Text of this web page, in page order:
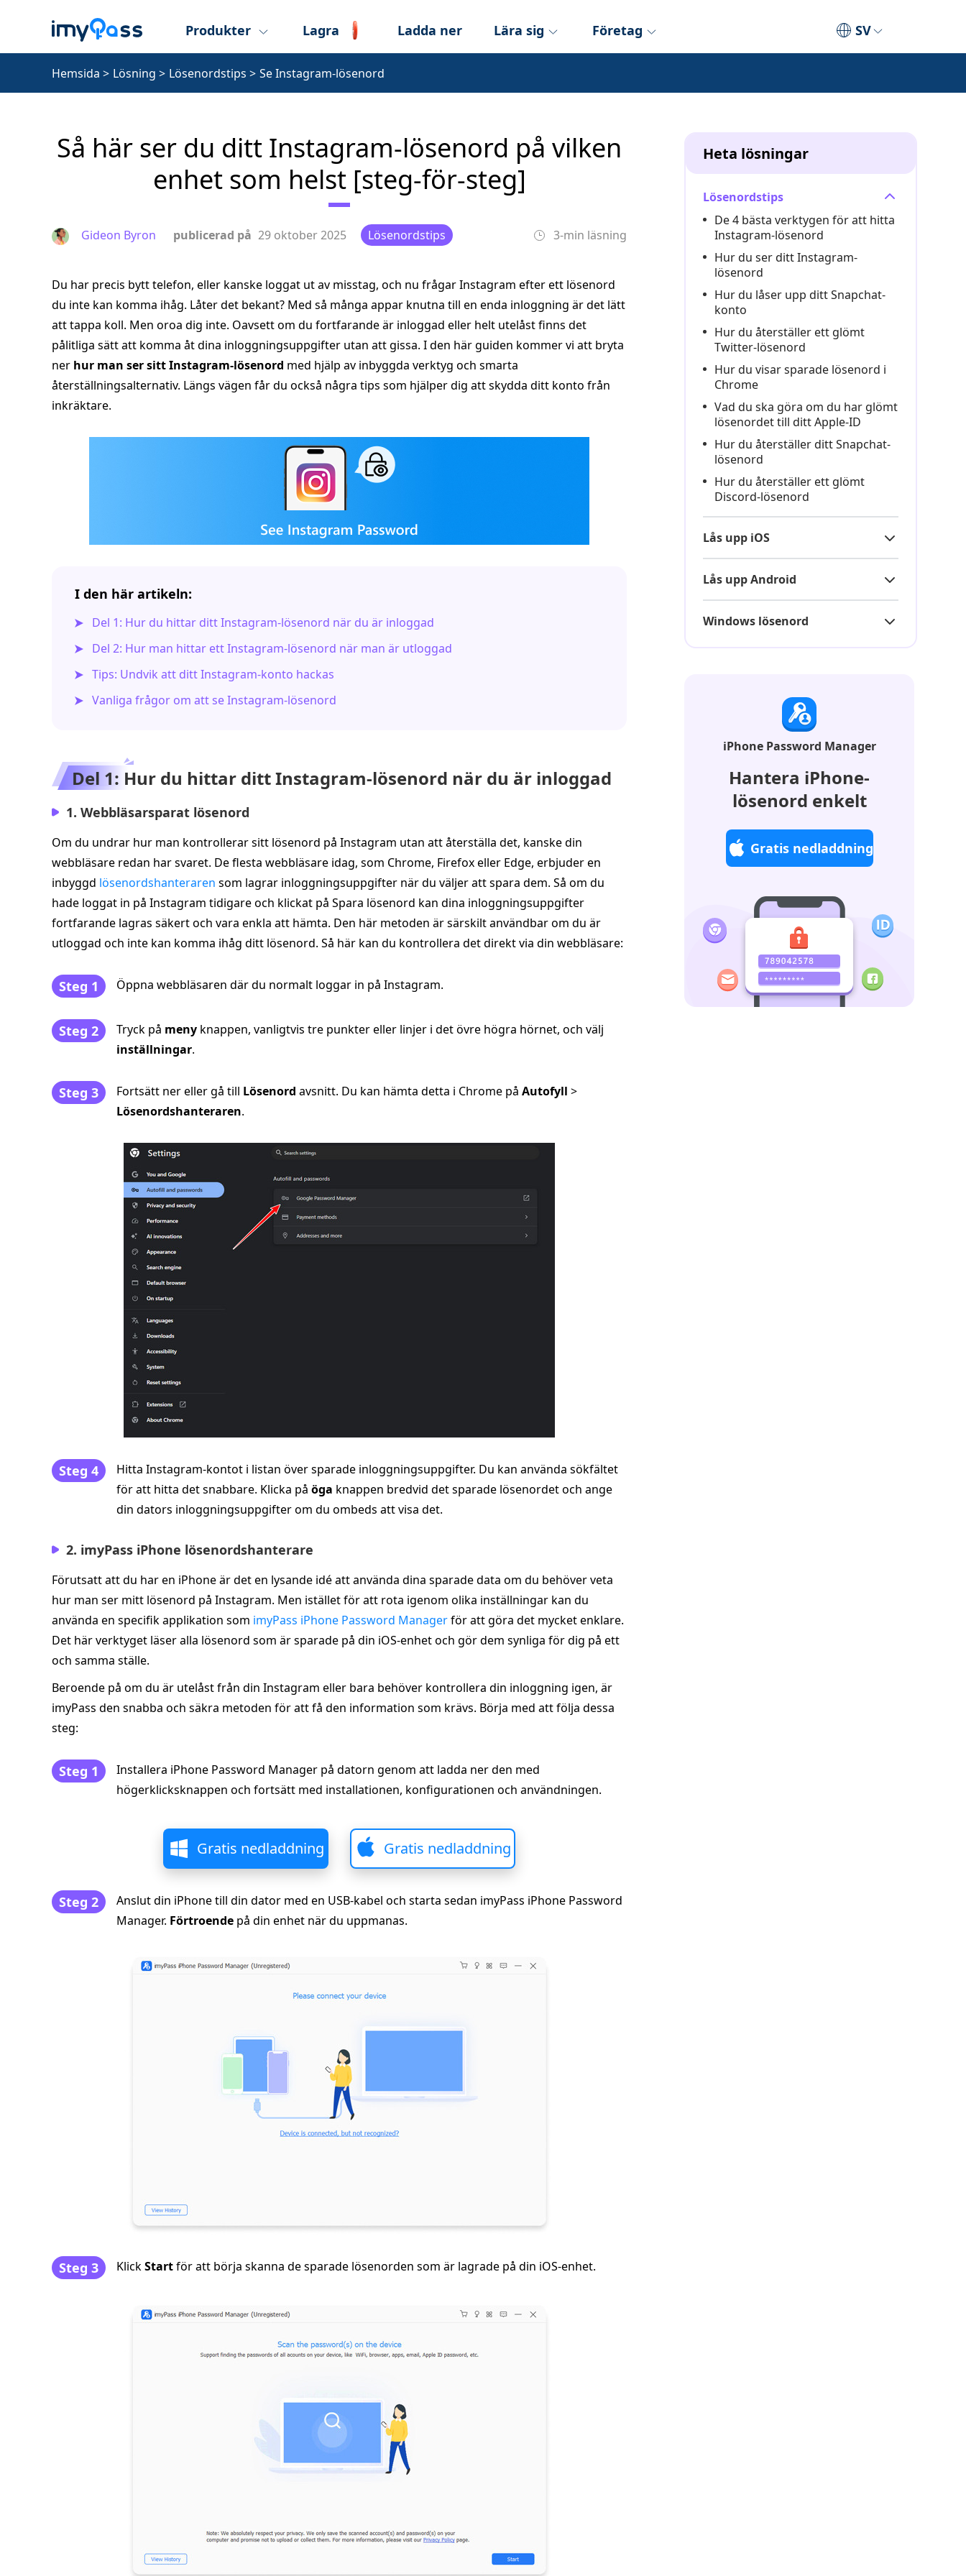
SV
Produkter Lagra Ladda ner Lära sig Företag
Hemsida > Lösning > Lösenordstips > Se Instagram-lösenord
Så här ser du ditt Instagram-lösenord på vilken
enhet som helst [steg-för-steg]
Gideon Byron publicerad på 29 oktober 2025 Lösenordstips 3-min läsning
Du har precis bytt telefon, eller kanske loggat ut av misstag, och nu frågar Instagram efter ett lösenord
du inte kan komma ihåg. Låter det bekant? Med så många appar knutna till en enda inloggning är det lätt
att tappa koll. Men oroa dig inte. Oavsett om du fortfarande är inloggad eller helt utelåst finns det
pålitliga sätt att komma åt dina inloggningsuppgifter utan att gissa. I den här guiden kommer vi att bryta
ner hur man ser sitt Instagram-lösenord med hjälp av inbyggda verktyg och smarta
återställningsalternativ. Längs vägen får du också några tips som hjälper dig att skydda ditt konto från
inkräktare.
I den här artikeln:
Del 1: Hur du hittar ditt Instagram-lösenord när du är inloggad
Del 2: Hur man hittar ett Instagram-lösenord när man är utloggad
Tips: Undvik att ditt Instagram-konto hackas
Vanliga frågor om att se Instagram-lösenord
Del 1: Hur du hittar ditt Instagram-lösenord när du är inloggad
1. Webbläsarsparat lösenord
Om du undrar hur man kontrollerar sitt lösenord på Instagram utan att återställa det, kanske din
webbläsare redan har svaret. De flesta webbläsare idag, som Chrome, Firefox eller Edge, erbjuder en
inbyggd lösenordshanteraren som lagrar inloggningsuppgifter när du väljer att spara dem. Så om du
hade loggat in på Instagram tidigare och klickat på Spara lösenord kan dina inloggningsuppgifter
fortfarande lagras säkert och vara enkla att hämta. Den här metoden är särskilt användbar om du är
utloggad och inte kan komma ihåg ditt lösenord. Så här kan du kontrollera det direkt via din webbläsare:
Steg 1 Öppna webbläsaren där du normalt loggar in på Instagram.
Steg 2 Tryck på meny knappen, vanligtvis tre punkter eller linjer i det övre högra hörnet, och välj
inställningar.
Steg 3 Fortsätt ner eller gå till Lösenord avsnitt. Du kan hämta detta i Chrome på Autofyll >
Lösenordshanteraren.
Steg 4
Hitta Instagram-kontot i listan över sparade inloggningsuppgifter. Du kan använda sökfältet
för att hitta det snabbare. Klicka på öga knappen bredvid det sparade lösenordet och ange
din dators inloggningsuppgifter om du ombeds att visa det.
2. imyPass iPhone lösenordshanterare
Förutsatt att du har en iPhone är det en lysande idé att använda dina sparade data om du behöver veta
hur man ser mitt lösenord på Instagram. Men istället för att rota igenom olika inställningar kan du
använda en specifik applikation som imyPass iPhone Password Managerför att göra det mycket enklare.
Det här verktyget läser alla lösenord som är sparade på din iOS-enhet och gör dem synliga för dig på ett
och samma ställe.
Beroende på om du är utelåst från din Instagram eller bara behöver kontrollera din inloggning igen, är
imyPass den snabba och säkra metoden för att få den information som krävs. Börja med att följa dessa
steg:
Steg 1
Installera iPhone Password Manager på datorn genom att ladda ner den med
högerklicksknappen och fortsätt med installationen, konfigurationen och användningen.
Gratis nedladdning Gratis nedladdning
Steg 2
Anslut din iPhone till din dator med en USB-kabel och starta sedan imyPass iPhone Password
Manager. Förtroende på din enhet när du uppmanas.
Steg 3 KlickStartför att börja skanna de sparade lösenorden som är lagrade på din iOS-enhet.
Heta lösningar
Lösenordstips
De 4 bästa verktygen för att hitta
Instagram-lösenord
Hur du ser ditt Instagram-
lösenord
Hur du låser upp ditt Snapchat-
konto
Hur du återställer ett glömt
Twitter-lösenord
Hur du visar sparade lösenord i
Chrome
Vad du ska göra om du har glömt
lösenordet till ditt Apple-ID
Hur du återställer ditt Snapchat-
lösenord
Hur du återställer ett glömt
Discord-lösenord
Lås upp iOS
Lås upp Android
Windows lösenord
iPhone Password Manager
Hantera iPhone-
lösenord enkelt
Gratis nedladdning